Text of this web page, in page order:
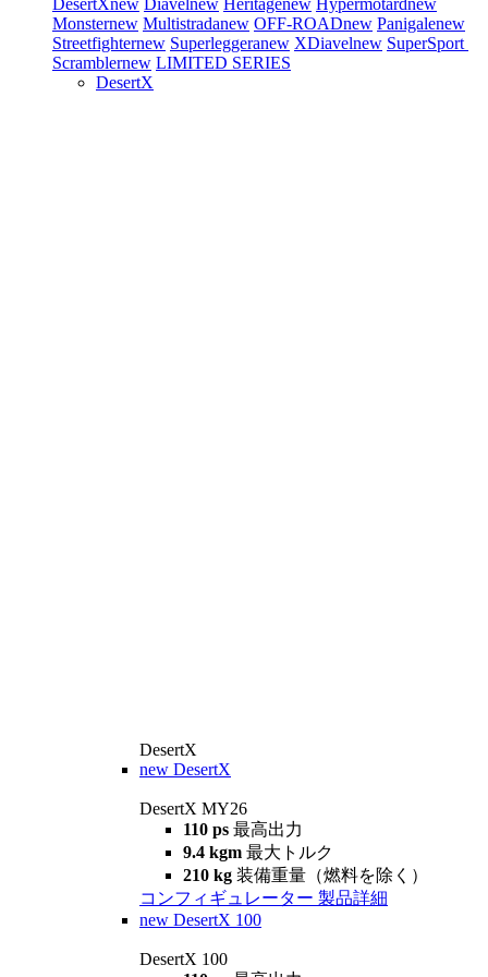
DesertXnew Diavelnew Heritagenew Hypermotardnew
Monsternew Multistradanew OFF-ROADnew Panigalenew
Streetfighternew Superleggeranew XDiavelnew SuperSport
Scramblernew LIMITED SERIES
DesertX
DesertX
new DesertX
DesertX MY26
110 ps 最高出力
9.4 kgm 最大トルク
210 kg 装備重量（燃料を除く）
コンフィギュレーター 製品詳細
new DesertX 100
DesertX 100